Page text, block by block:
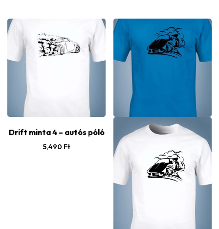
Drift minta 4 – autós póló
5,490 Ft